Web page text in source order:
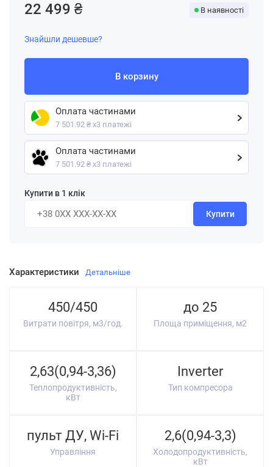
Характеристики Детальніше
450/450
Витрати повітря, м3/год.
до 25
Площа приміщення, м2
2,63(0,94-3,36)
Теплопродуктивність,
кВт
Inverter
Тип компресора
пульт ДУ, Wi-Fi
Управління
2,6(0,94-3,3)
Холодопродуктивність,
кВт
22 499 ₴ В наявності
Знайшли дешевше?
В корзину
Оплата частинами
7 501.92 ₴ х3 платежі
Оплата частинами
7 501.92 ₴ х3 платежі
Купити в 1 клік
Купити